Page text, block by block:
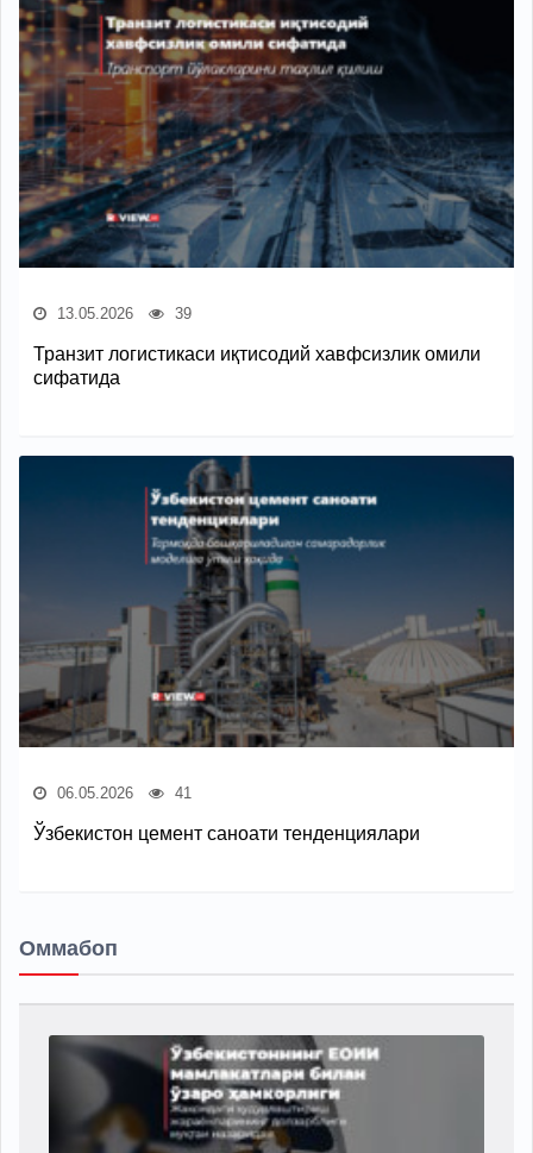
13.05.2026 39
Транзит логистикаси иқтисодий хавфсизлик омили
сифатида
06.05.2026 41
Ўзбекистон цемент саноати тенденциялари
Оммабоп